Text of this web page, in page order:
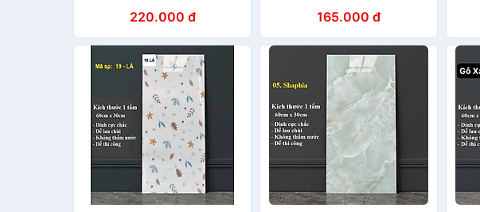
Sang Trọng220.000 đ
Sang trọng165.000 đ